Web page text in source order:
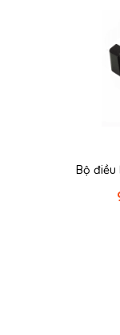
Bộ điều